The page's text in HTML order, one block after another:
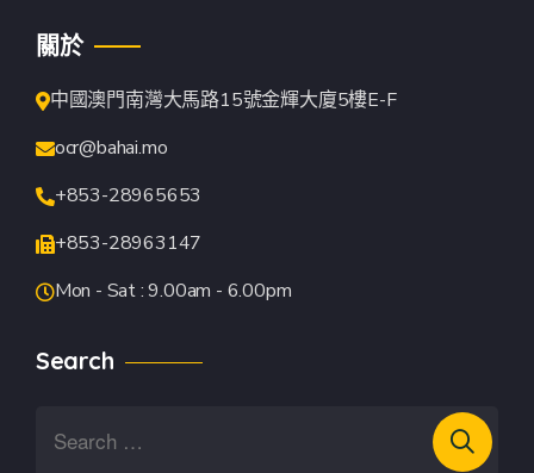
關於
中國澳門南灣大馬路15號金輝大廈5樓E-F
ocr@bahai.mo
+853-28965653
+853-28963147
Mon - Sat : 9.00am - 6.00pm
Search